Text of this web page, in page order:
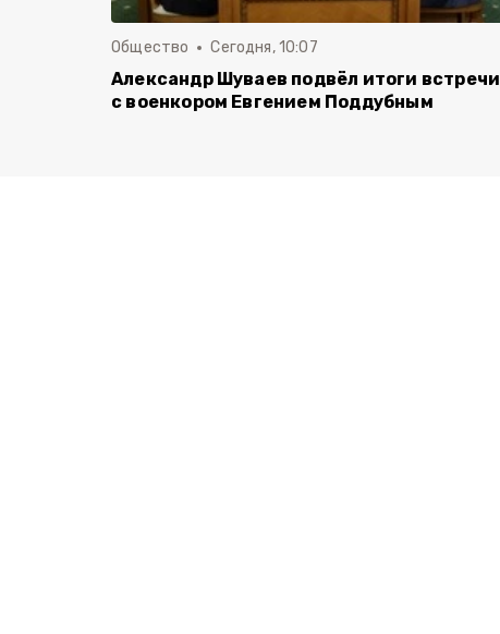
Общество Сегодня, 10:07
Александр Шуваев подвёл итоги встречи
с военкором Евгением Поддубным